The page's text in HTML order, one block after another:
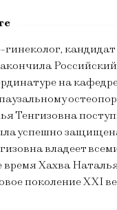
на
Тенгизовна
успешно
владеет
Хахва
поколение XXI